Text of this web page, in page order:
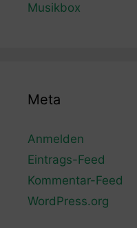
Musikbox
Meta
Anmelden
Eintrags-Feed
Kommentar-Feed
WordPress.org